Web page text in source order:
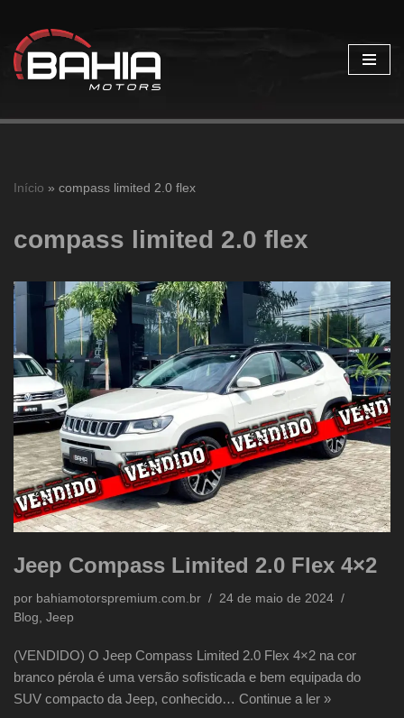
Pular
para
Início » compass limited 2.0 flex
compass limited 2.0 flex
Jeep Compass Limited 2.0 Flex 4×2
por bahiamotorspremium.com.br
24 de maio de 2024
Blog, Jeep
(VENDIDO) O Jeep Compass Limited 2.0 Flex 4×2 na cor
branco pérola é uma versão sofisticada e bem equipada do
SUV compacto da Jeep, conhecido… Continue a ler »